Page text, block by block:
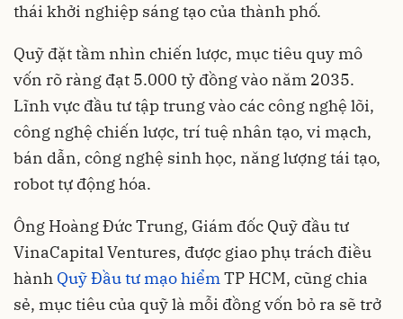
thái khởi nghiệp sáng tạo của thành phố.
Quỹ đặt tầm nhìn chiến lược, mục tiêu quy mô
vốn rõ ràng đạt 5.000 tỷ đồng vào năm 2035.
Lĩnh vực đầu tư tập trung vào các công nghệ lõi,
công nghệ chiến lược, trí tuệ nhân tạo, vi mạch,
bán dẫn, công nghệ sinh học, năng lượng tái tạo,
robot tự động hóa.
Ông Hoàng Đức Trung, Giám đốc Quỹ đầu tư
VinaCapital Ventures, được giao phụ trách điều
hành Quỹ Đầu tư mạo hiểmTP HCM, cũng chia
sẻ, mục tiêu của quỹ là mỗi đồng vốn bỏ ra sẽ trở